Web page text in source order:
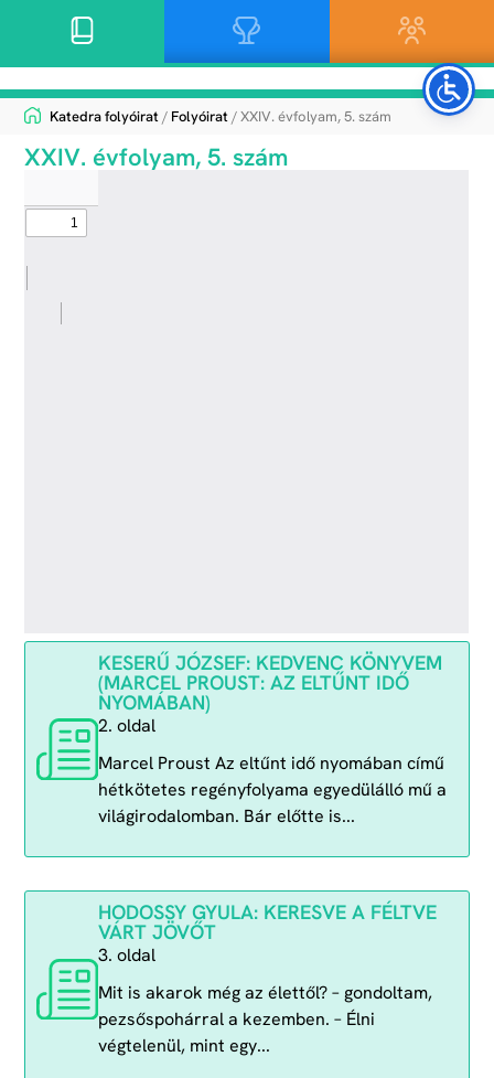
Katedra folyóirat/ Folyóirat/ XXIV. évfolyam, 5. szám
XXIV. évfolyam, 5. szám
KESERŰ JÓZSEF: KEDVENC KÖNYVEM
(MARCEL PROUST: AZ ELTŰNT IDŐ
NYOMÁBAN)
2. oldal
Marcel Proust Az eltűnt idő nyomában című
hétkötetes regényfolyama egyedülálló mű a
világirodalomban. Bár előtte is...
HODOSSY GYULA: KERESVE A FÉLTVE
VÁRT JÖVŐT
3. oldal
Mit is akarok még az élettől? – gondoltam,
pezsőspohárral a kezemben. – Élni
végtelenül, mint egy...